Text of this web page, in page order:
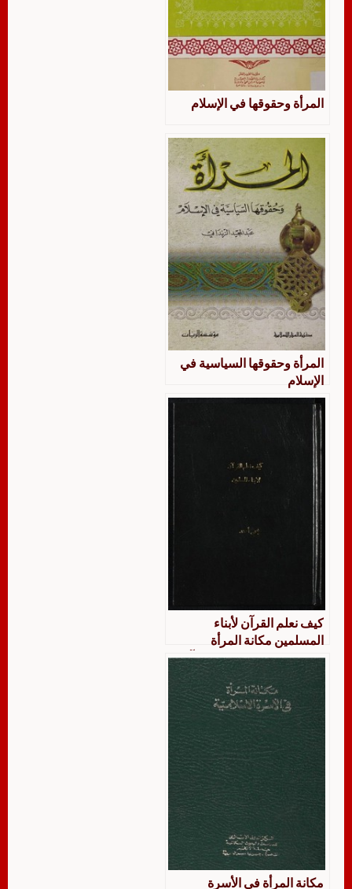
المرأة وحقوقها في الإسلام
المرأة وحقوقها السياسية في
الإسلام
كيف نعلم القرآن لأبناء
المسلمين مكانة المرأة
وحقوقها وواجباتها في القرآن
مكانة المرأة في الأسرة